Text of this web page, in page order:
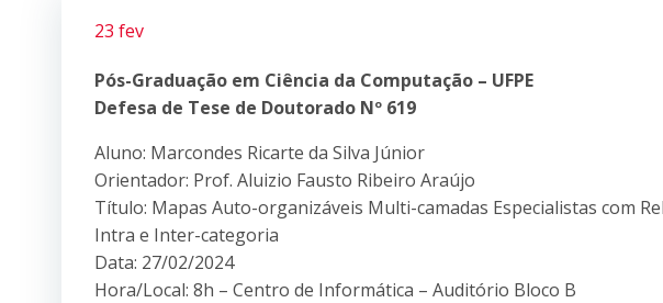
23 fev
Pós-Graduação em Ciência da Computação – UFPE
Defesa de Tese de Doutorado Nº 619
Aluno: Marcondes Ricarte da Silva Júnior
Orientador: Prof. Aluizio Fausto Ribeiro Araújo
Título: Mapas Auto-organizáveis Multi-camadas Especialistas com
Intra e Inter-categoria
Data: 27/02/2024
Hora/Local: 8h – Centro de Informática – Auditório Bloco B